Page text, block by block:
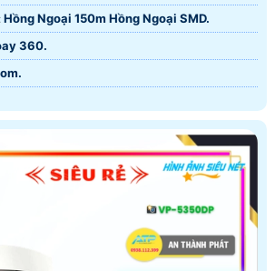
💥 Tầm Nhìn Ban Đêm : Hồng Ngoại 150m Hồng Ngoại SMD.
360.